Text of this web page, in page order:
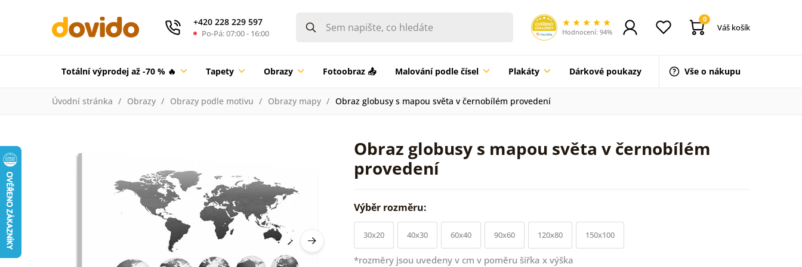
+420 228 229 597
Po-Pá: 07:00 - 16:00 Hodnocení: 94%
0
Váš košík
Totální výprodej až -70 % 🔥 Tapety Obrazy Fotoobraz 📤 Malování podle čísel Plakáty Dárkové poukazy Vše o nákupu
Úvodní stránka Obrazy Obrazy podle motivu Obrazy mapy Obraz globusy s mapou světa v černobílém provedení
Obraz globusy s mapou světa v černobílém
provedení
Výběr rozměru:
30x20 40x30 60x40 90x60 120x80 150x100
*rozměry jsou uvedeny v cm v poměru šířka x výška